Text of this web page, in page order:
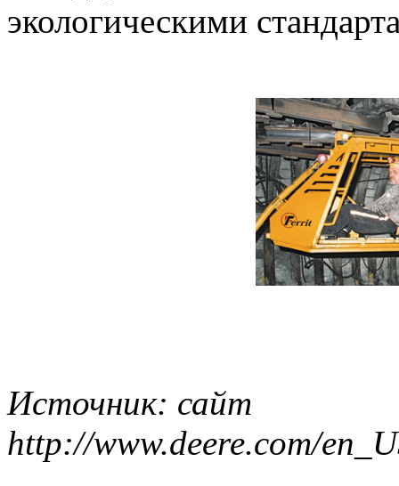
экологическими
Источник: сайт
http://www.deere.com/